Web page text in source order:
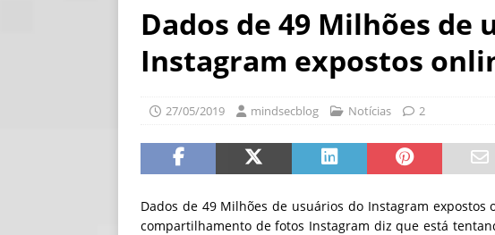
industriais
NOTÍCIAS
NOTÍCIAS
[ 06/08/2026 ]
[ 06/08/2026 ]
Sem guardrails, a
Dados de 49 Milhões de
Instagram expostos
27/05/2019 mindsecblog Notícias 2
Dados de 49 Milhões de usuários do Instagram expostos
compartilhamento de fotos Instagram diz que está